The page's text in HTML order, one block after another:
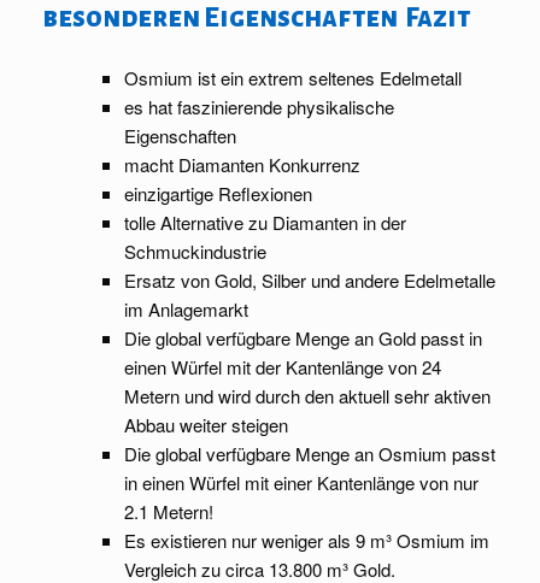
besonderen Eigenschaften Fazit
Osmium ist ein extrem seltenes Edelmetall
es hat faszinierende physikalische
Eigenschaften
macht Diamanten Konkurrenz
einzigartige Reflexionen
tolle Alternative zu Diamanten in der
Schmuckindustrie
Ersatz von Gold, Silber und andere Edelmetalle
im Anlagemarkt
Die global verfügbare Menge an Gold passt in
einen Würfel mit der Kantenlänge von 24
Metern und wird durch den aktuell sehr aktiven
Abbau weiter steigen
Die global verfügbare Menge an Osmium passt
in einen Würfel mit einer Kantenlänge von nur
2.1 Metern!
Es existieren nur weniger als 9 m³ Osmium im
Vergleich zu circa 13.800 m³ Gold.